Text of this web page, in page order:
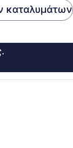
καταλυμάτων